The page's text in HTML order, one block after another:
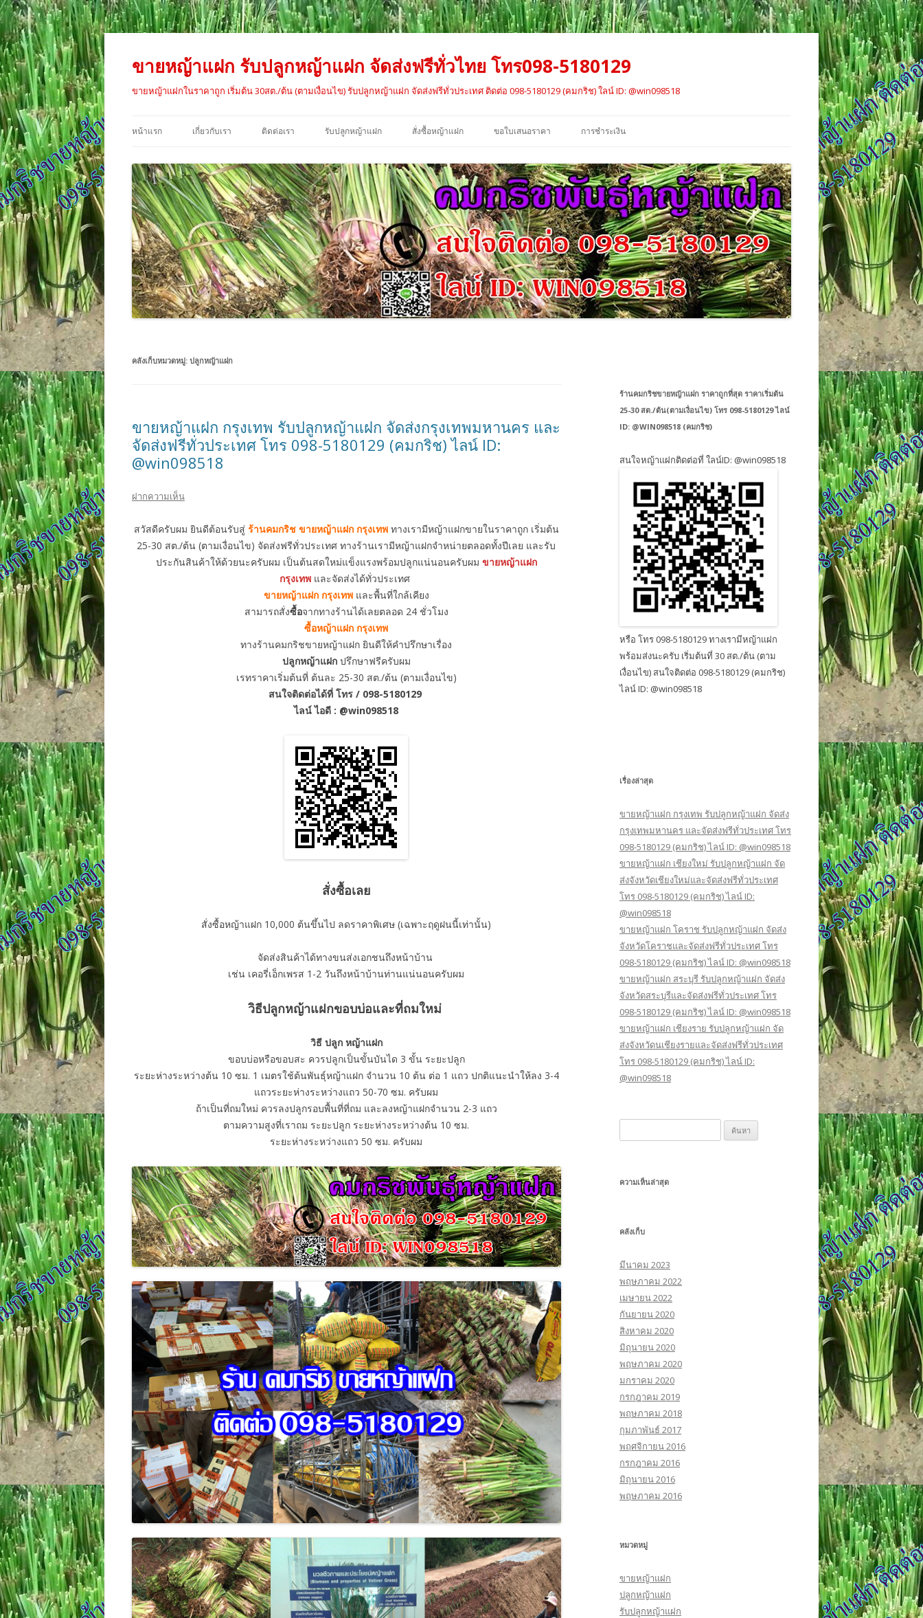
ขายหญ้าแฝก รับปลูกหญ้าแฝก จัดส่งฟรีทั่วไทย โทร098-5180129
ขายหญ้าแฝกในราคาถูก เริ่มต้น 30สต./ต้น (ตามเงื่อนไข) รับปลูกหญ้าแฝก จัดส่งฟรีทั่วประเทศ ติดต่อ 098-5180129 (คมกริช) ใลน์ ID: @win098518
ไป
หน้าแรก เกี่ยวกับเรา ติดต่อเรา รับปลูกหญ้าแฝก สั่งซื้อหญ้าแฝก ขอใบเสนอราคา การชำระเงิน
คลังเก็บหมวดหมู่: ปลูกหญ้าแฝก
ขายหญ้าแฝก กรุงเทพ รับปลูกหญ้าแฝก จัดส่งกรุงเทพมหานคร และ
จัดส่งฟรีทั่วประเทศ โทร 098-5180129 (คมกริช) ไลน์ ID:
@win098518
ฝากความเห็น
สวัสดีครับผม ยินดีต้อนรับสู่ ร้านคมกริช ขายหญ้าแฝก กรุงเทพ ทางเรามีหญ้าแฝกขายในราคาถูก เริ่มต้น
25-30 สต./ต้น (ตามเงื่อนไข) จัดส่งฟรีทั่วประเทศ ทางร้านเรามีหญ้าแฝกจำหน่ายตลอดทั้งปีเลย และรับ
ประกันสินค้าให้ด้วยนะครับผม เป็นต้นสดใหม่แข็งแรงพร้อมปลูกแน่นอนครับผม ขายหญ้าแฝก
กรุงเทพ และจัดส่งได้ทั่วประเทศ
ขายหญ้าแฝก กรุงเทพและพื้นที่ใกล้เคียง
สามารถสั่งซื้อจากทางร้านได้เลยตลอด 24 ชั่วโมง
ซื้อหญ้าแฝก กรุงเทพ
ทางร้านคมกริชขายหญ้าแฝก ยินดีให้คำปรึกษาเรื่อง
ปลูกหญ้าแฝกปรึกษาฟรีครับผม
เรทราคาเริ่มต้นที่ ต้นละ 25-30 สต./ต้น (ตามเงื่อนไข)
สนใจติดต่อได้ที่ โทร / 098-5180129
ไลน์ ไอดี : @win098518
สั่งซื้อเลย
สั่งซื้อหญ้าแฝก 10,000 ต้นขึ้นไป ลดราคาพิเศษ (เฉพาะฤดูฝนนี้เท่านั้น)
จัดส่งสินค้าได้ทางขนส่งเอกชนถึงหน้าบ้าน
เช่น เคอรี่เอ็กเพรส 1-2 วันถึงหน้าบ้านท่านแน่นอนครับผม
วิธีปลูกหญ้าแฝกขอบบ่อและที่ถมใหม่
วิธี ปลูก หญ้าแฝก
ขอบบ่อหรือขอบสะ ควรปลูกเป็นขั้นบันได 3 ขั้น ระยะปลูก
ระยะห่างระหว่างต้น 10 ซม. 1 เมตรใช้ต้นพันธุ์หญ้าแฝก จำนวน 10 ต้น ต่อ 1 แถว ปกติแนะนำให้ลง 3-4
แถวระยะห่างระหว่างแถว 50-70 ซม. ครับผม
ถ้าเป็นที่ถมใหม่ ควรลงปลูกรอบพื้นที่ที่ถม และลงหญ้าแฝกจำนวน 2-3 แถว
ตามความสูงที่เราถม ระยะปลูก ระยะห่างระหว่างต้น 10 ซม.
ระยะห่างระหว่างแถว 50 ซม. ครับผม
ร้านคมกริชขายหญ้าแฝก ราคาถูกที่สุด ราคาเริ่มต้น
25-30 สต./ต้น(ตามเงื่อนไข) โทร 098-5180129 ไลน์
ID: @WIN098518 (คมกริช)
สนใจหญ้าแฝกติดต่อที่ ใลน์ID: @win098518
หรือ โทร 098-5180129 ทางเรามีหญ้าแฝก
พร้อมส่งนะครับ เริ่มต้นที่ 30 สต./ต้น (ตาม
เงื่อนไข) สนใจติดต่อ 098-5180129 (คมกริช)
ไลน์ ID: @win098518
เรื่องล่าสุด
ขายหญ้าแฝก กรุงเทพ รับปลูกหญ้าแฝก จัดส่ง
กรุงเทพมหานคร และจัดส่งฟรีทั่วประเทศ โทร
098-5180129 (คมกริช) ไลน์ ID: @win098518
ขายหญ้าแฝก เชียงใหม่ รับปลูกหญ้าแฝก จัด
ส่งจังหวัดเชียงใหม่และจัดส่งฟรีทั่วประเทศ
โทร 098-5180129 (คมกริช) ไลน์ ID:
@win098518
ขายหญ้าแฝก โคราช รับปลูกหญ้าแฝก จัดส่ง
จังหวัดโคราชและจัดส่งฟรีทั่วประเทศ โทร
098-5180129 (คมกริช) ไลน์ ID: @win098518
ขายหญ้าแฝก สระบุรี รับปลูกหญ้าแฝก จัดส่ง
จังหวัดสระบุรีและจัดส่งฟรีทั่วประเทศ โทร
098-5180129 (คมกริช) ไลน์ ID: @win098518
ขายหญ้าแฝก เชียงราย รับปลูกหญ้าแฝก จัด
ส่งจังหวัดนเชียงรายและจัดส่งฟรีทั่วประเทศ
โทร 098-5180129 (คมกริช) ไลน์ ID:
@win098518
น
า
รั
:
ความเห็นล่าสุด
คลังเก็บ
มีนาคม 2023
พฤษภาคม 2022
เมษายน 2022
กันยายน 2020
สิงหาคม 2020
มิถุนายน 2020
พฤษภาคม 2020
มกราคม 2020
กรกฎาคม 2019
พฤษภาคม 2018
กุมภาพันธ์ 2017
พฤศจิกายน 2016
กรกฎาคม 2016
มิถุนายน 2016
พฤษภาคม 2016
หมวดหมู่
ขายหญ้าแฝก
ปลูกหญ้าแฝก
รับปลูกหญ้าแฝก